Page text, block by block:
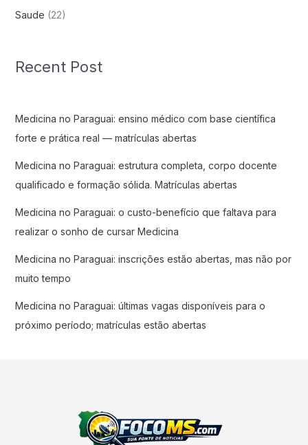
Saude (22)
Recent Post
Medicina no Paraguai: ensino médico com base científica
forte e prática real — matrículas abertas
Medicina no Paraguai: estrutura completa, corpo docente
qualificado e formação sólida. Matrículas abertas
Medicina no Paraguai: o custo-benefício que faltava para
realizar o sonho de cursar Medicina
Medicina no Paraguai: inscrições estão abertas, mas não por
muito tempo
Medicina no Paraguai: últimas vagas disponíveis para o
próximo período; matrículas estão abertas